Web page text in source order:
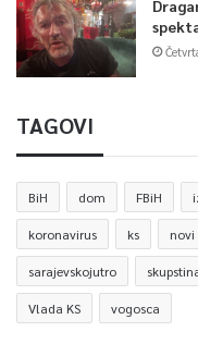
TAGOVI
BiH dom FBiH
koronavirus ks novi
sarajevskojutro
Vlada KS vogosca